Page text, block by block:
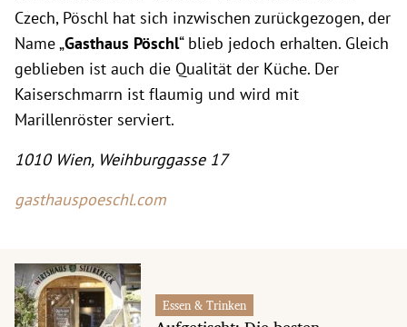
Czech, Pöschl hat sich inzwischen zurückgezogen, der
Name „Gasthaus Pöschl“ blieb jedoch erhalten. Gleich
geblieben ist auch die Qualität der Küche. Der
Kaiserschmarrn ist flaumig und wird mit
Marillenröster serviert.
1010 Wien, Weihburggasse 17
gasthauspoeschl.com
Essen & Trinken